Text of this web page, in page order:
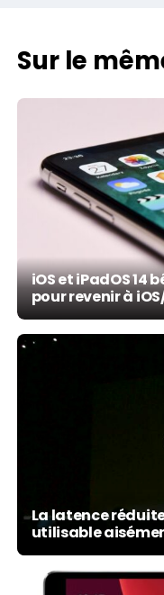
Sur le
iOS et iPadOS 14
pour revenir à
La latence
utilisable